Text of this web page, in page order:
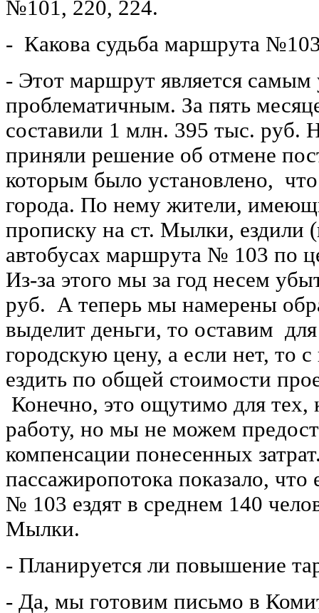
№101, 220, 224.
- Какова судьба маршрута
- Этот маршрут является
проблематичным. За пять
составили 1 млн. 395 тыс. руб.
приняли решение об отмене
которым было установлено,
города. По нему жители,
прописку на ст. Мылки, ездили
автобусах маршрута № 103 по
Из-за этого мы за год несем
руб. А теперь мы намерены
выделит деньги, то оставим
городскую цену, а если нет, то
ездить по общей стоимости
Конечно, это ощутимо для тех,
работу, но мы не можем
компенсации понесенных
пассажиропотока показало,
№ 103 ездят в среднем 140
Мылки.
- Планируется ли повышение
- Да, мы готовим письмо в